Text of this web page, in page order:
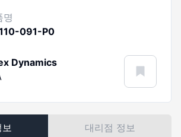
명
091-P0
Dynamics
대리점 정보